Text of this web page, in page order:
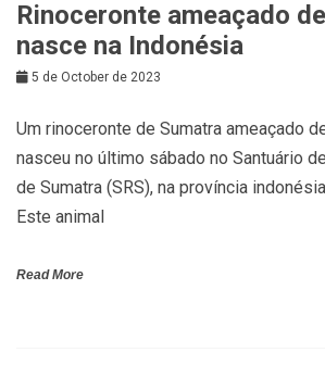
Rinoceronte ameaçado
nasce na Indonésia
5 de October de 2023
Um rinoceronte de Sumatra ameaçado
nasceu no último sábado no Santuário
de Sumatra (SRS), na província
Este animal
Read More